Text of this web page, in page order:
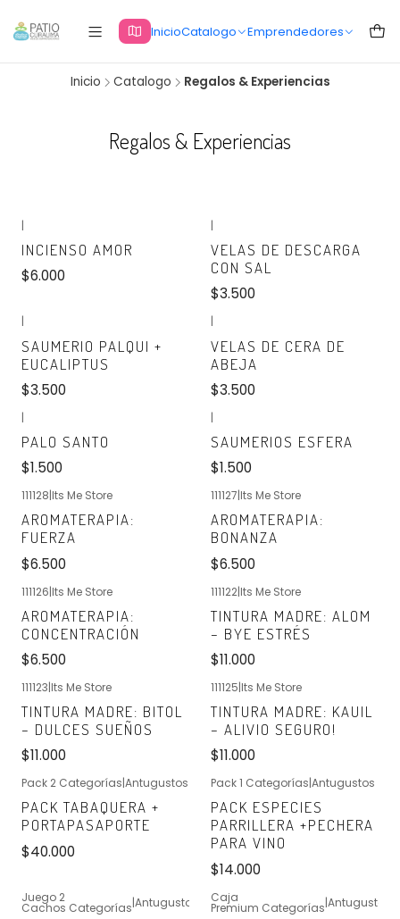
InicioCatalogo Emprendedores
Inicio Catalogo Regalos & Experiencias
Regalos & Experiencias
|
INCIENSO AMOR
$6.000
|
VELAS DE DESCARGA
CON SAL
$3.500
|
SAUMERIO PALQUI +
EUCALIPTUS
$3.500
|
VELAS DE CERA DE
ABEJA
$3.500
|
PALO SANTO
$1.500
|
SAUMERIOS ESFERA
$1.500
111128|Its Me Store
AROMATERAPIA:
FUERZA
$6.500
111127|Its Me Store
AROMATERAPIA:
BONANZA
$6.500
111126|Its Me Store
AROMATERAPIA:
CONCENTRACIÓN
$6.500
111122|Its Me Store
TINTURA MADRE: ALOM
– BYE ESTRÉS
$11.000
111123|Its Me Store
TINTURA MADRE: BITOL
– DULCES SUEÑOS
$11.000
111125|Its Me Store
TINTURA MADRE: KAUIL
– ALIVIO SEGURO!
$11.000
Pack 2 Categorías|Antugustos
PACK TABAQUERA +
PORTAPASAPORTE
$40.000
Pack 1 Categorías|Antugustos
PACK ESPECIES
PARRILLERA +PECHERA
PARA VINO
$14.000
No disponible
Juego 2
Cachos Categorías|Antugustos
No disponible
Caja
Premium Categorías|Antugustos